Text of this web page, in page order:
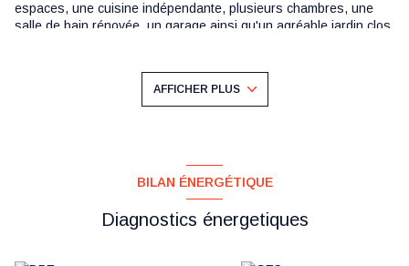
espaces, une cuisine indépendante, plusieurs chambres, une
salle de bain rénovée, un garage ainsi qu'un agréable jardin clos
atout pour créer des espaces supplémentaires selon vos
besoins : chambres, bureau, salle de jeux ou suite parentale.
Proximité centre-ville
AFFICHER PLUS
BILAN ÉNERGÉTIQUE
Diagnostics énergetiques